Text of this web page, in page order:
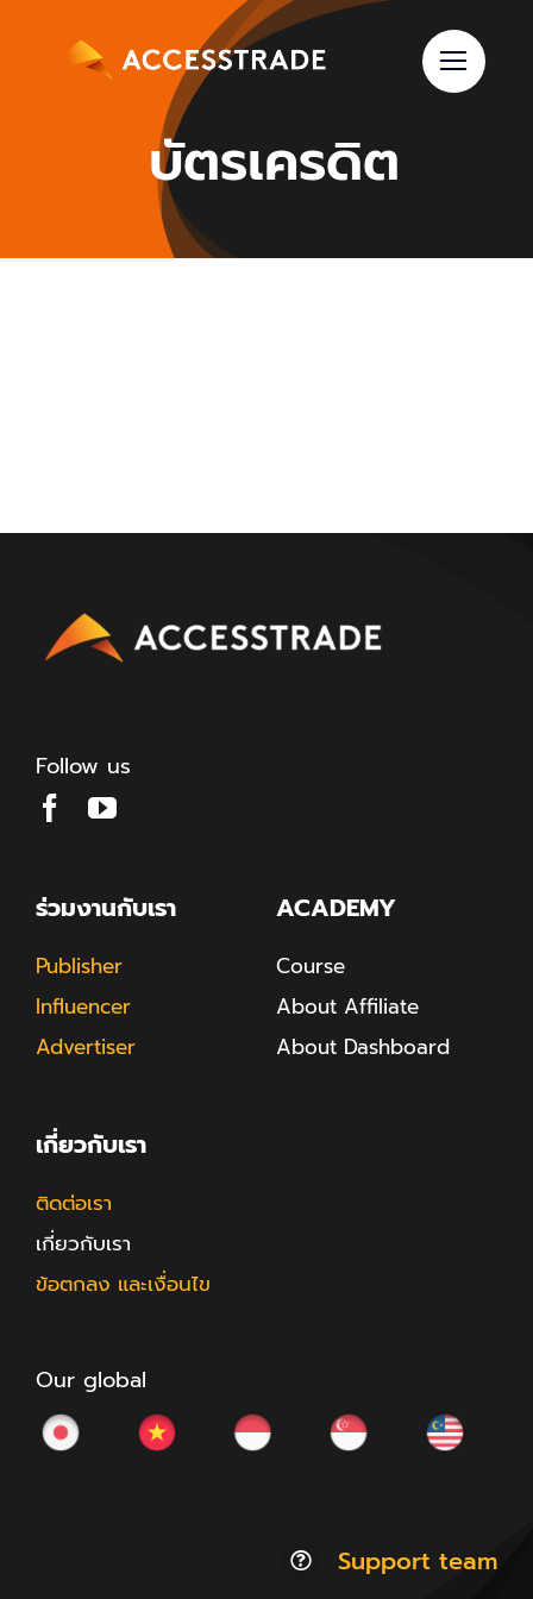
บัตรเครดิต
Follow us
ร่วมงานกับเรา
Publisher
Influencer
Advertiser
ACADEMY
Course
About Affiliate
About Dashboard
เกี่ยวกับเรา
ติดต่อเรา
เกี่ยวกับเรา
ข้อตกลง และเงื่อนไข
Our global
Support team